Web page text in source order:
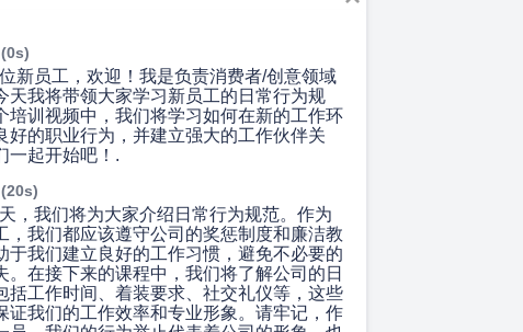
(0s)
新员工，欢迎！我是负责消费者/创意领域
天我将带领大家学习新员工的日常行为规
培训视频中，我们将学习如何在新的工作环
好的职业行为，并建立强大的工作伙伴关
一起开始吧！.
(20s)
，我们将为大家介绍日常行为规范。作为
，我们都应该遵守公司的奖惩制度和廉洁教
于我们建立良好的工作习惯，避免不必要的
。在接下来的课程中，我们将了解公司的日
括工作时间、着装要求、社交礼仪等，这些
证我们的工作效率和专业形象。请牢记，作